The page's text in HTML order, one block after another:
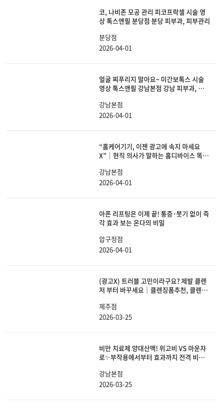
코, 나비존 모공 관리 피코프락셀 시술 영
상 톡스앤필 분당점 분당 피부과, 피부관리
분당점
2026-04-01
얼굴 찌푸리지 말아요~ 미간보톡스 시술
영상 톡스앤필 강남본점 강남 피부과, 보톡
강남본점
2026-04-01
“홈케어기기, 이젠 광고에 속지 마세요
X”│현직 의사가 말하는 홈디바이스 똑똑
강남본점
2026-04-01
아픈 리프팅은 이제 끝! 통증·붓기 없이 즉
각 효과 보는 온다의 비밀
압구정점
2026-04-01
(광고X) 트러블 고민이라구요? 제발 클렌
저 부터 바꾸세요｜클렌징폼추천, 클렌징
제주점
2026-03-25
비만 치료제 양대산맥! 위고비 VS 마운자
로✨부작용에서부터 효과까지 전격 비교
강남본점
2026-03-25